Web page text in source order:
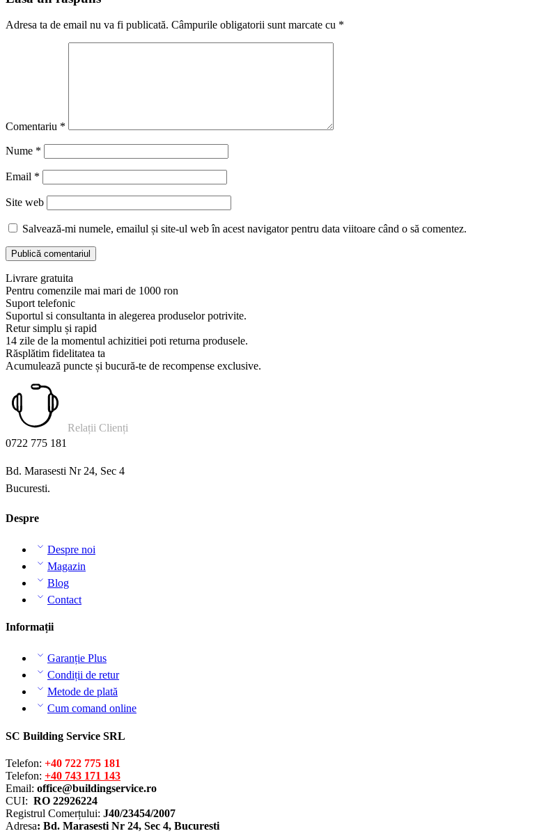
Adresa ta de email nu va fi publicată. Câmpurile obligatorii sunt marcate cu *
Comentariu *
Nume *
Email *
Site web
Salvează-mi numele, emailul și site-ul web în acest navigator pentru data viitoare când o să comentez.
Livrare gratuita
Pentru comenzile mai mari de 1000 ron
Suport telefonic
Suportul si consultanta in alegerea produselor potrivite.
Retur simplu și rapid
14 zile de la momentul achizitiei poti returna produsele.
Răsplătim fidelitatea ta
Acumulează puncte și bucură-te de recompense exclusive.
Relații Clienți
0722 775 181
Bd. Marasesti Nr 24, Sec 4
Bucuresti.
Despre
Despre noi
Magazin
Blog
Contact
Informații
Garanție Plus
Condiții de retur
Metode de plată
Cum comand online
SC Building Service SRL
Telefon: +40 722 775 181
Telefon: +40 743 171 143
Email: office@buildingservice.ro
CUI: RO 22926224
Registrul Comerțului: J40/23454/2007
Adresa: Bd. Marasesti Nr 24, Sec 4, Bucuresti